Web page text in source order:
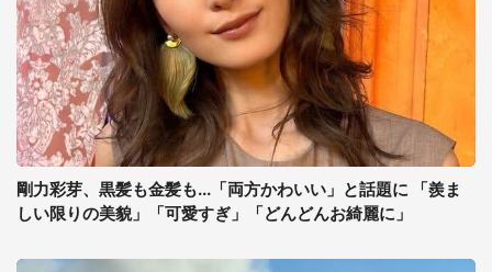
剛力彩芽、黒髪も金髪も...「両方かわいい」と話題に 「羨ま
しい限りの美貌」「可愛すぎ」「どんどんお綺麗に」